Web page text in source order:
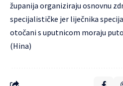
županija organiziraju osnovnu
specijalističke jer liječnika
otočani s uputnicom moraju
(Hina)